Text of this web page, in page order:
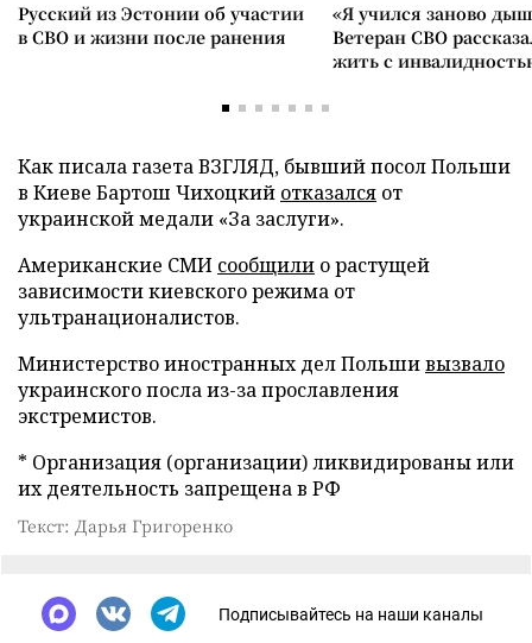
Русский из Эстонии об участии
в СВО и жизни после ранения
«Я учился заново
Ветеран СВО
жить с
Как писала газета ВЗГЛЯД, бывший посол Польши
в Киеве Бартош Чихоцкий отказался от
украинской медали «За заслуги».
Американские СМИ сообщили о растущей
зависимости киевского режима от
ультранационалистов.
Министерство иностранных дел Польшивызвало
украинского посла из-за прославления
экстремистов.
* Организация (организации) ликвидированы или
их деятельность запрещена в РФ
Текст: Дарья Григоренко
Подписывайтесь на наши каналы